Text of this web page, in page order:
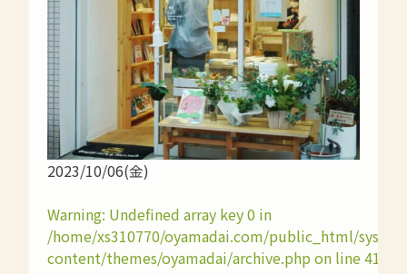
2023/10/06(金)
Warning: Undefined array key 0 in
/home/xs310770/oyamadai.com/public_html/
content/themes/oyamadai/archive.phpon line41